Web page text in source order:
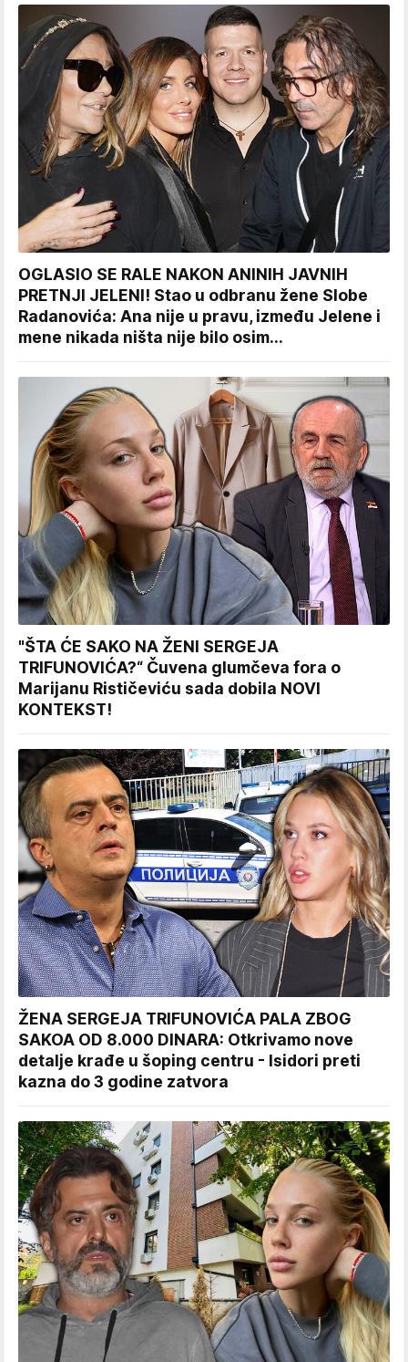
OGLASIO SE RALE NAKON ANINIH JAVNIH
PRETNJI JELENI! Stao u odbranu žene Slobe
Radanovića: Ana nije u pravu, između Jelene i
mene nikada ništa nije bilo osim...
"ŠTA ĆE SAKO NA ŽENI SERGEJA
TRIFUNOVIĆA?“ Čuvena glumčeva fora o
Marijanu Rističeviću sada dobila NOVI
KONTEKST!
ŽENA SERGEJA TRIFUNOVIĆA PALA ZBOG
SAKOA OD 8.000 DINARA: Otkrivamo nove
detalje krađe u šoping centru - Isidori preti
kazna do 3 godine zatvora